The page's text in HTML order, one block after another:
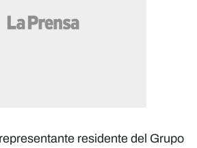
residente del Grupo